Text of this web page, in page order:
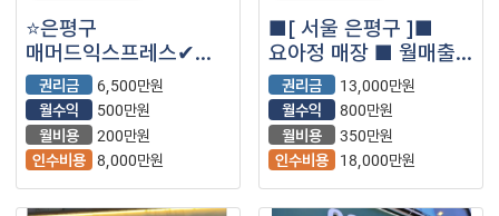
⭐은평구
매머드익스프레스✔
소자본추천✔
월매출1,900만원대 ✔
월수익500만원 내외
권리금
6,500만원
월수익
500만원
월비용
200만원
인수비용 8,000만원
■[ 서울 은평구 ]■
요아정 매장 ■ 월매출
4000만원 나오는매장
나왔습니다.■
권리금
13,000만원
월수익
800만원
월비용
350만원
인수비용
18,000만원